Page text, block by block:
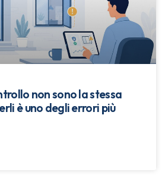
non sono la stessa
è uno degli errori più